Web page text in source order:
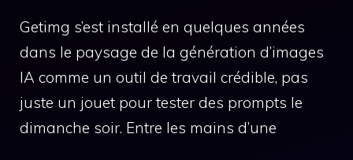
Getimg s’est installé en quelques années
dans le paysage de la génération d’images
IA comme un outil de travail crédible, pas
juste un jouet pour tester des prompts le
dimanche soir. Entre les mains d’une